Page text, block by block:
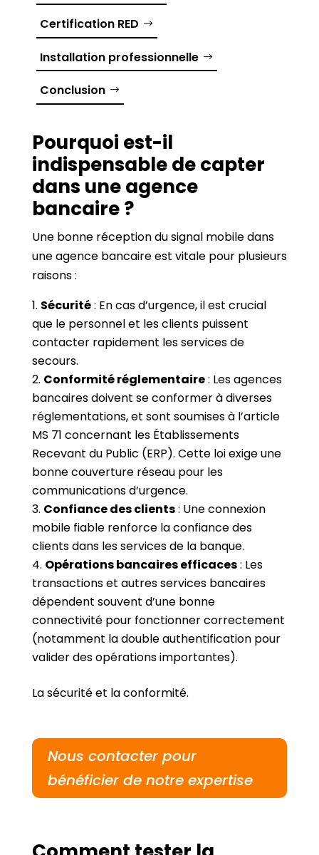
Certification RED
Installation professionnelle
Conclusion
Pourquoi est-il
indispensable de capter
dans une agence
bancaire ?
Une bonne réception du signal mobile dans
une agence bancaire est vitale pour plusieurs
raisons :
Sécurité: En cas d’urgence, il est crucial
que le personnel et les clients puissent
contacter rapidement les services de
secours.
Conformité réglementaire: Les agences
bancaires doivent se conformer à diverses
réglementations, et sont soumises à l’article
MS 71 concernant les Établissements
Recevant du Public (ERP). Cette loi exige une
bonne couverture réseau pour les
communications d’urgence.
Confiance des clients: Une connexion
mobile fiable renforce la confiance des
clients dans les services de la banque.
Opérations bancaires efficaces: Les
transactions et autres services bancaires
dépendent souvent d’une bonne
connectivité pour fonctionner correctement
(notamment la double authentification pour
valider des opérations importantes).
La sécurité et la conformité.
Nous contacter pour
bénéficier de notre expertise